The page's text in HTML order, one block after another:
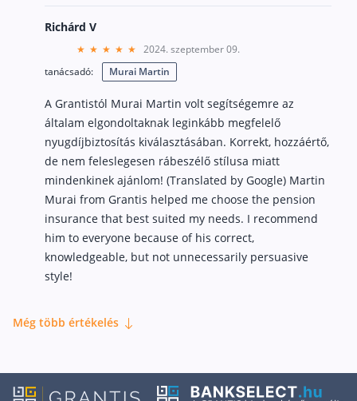
Richárd V
2024. szeptember 09.
tanácsadó:
Murai Martin
A Grantistól Murai Martin volt segítségemre az
általam elgondoltaknak leginkább megfelelő
nyugdíjbiztosítás kiválasztásában. Korrekt, hozzáértő,
de nem feleslegesen rábeszélő stílusa miatt
mindenkinek ajánlom! (Translated by Google) Martin
Murai from Grantis helped me choose the pension
insurance that best suited my needs. I recommend
him to everyone because of his correct,
knowledgeable, but not unnecessarily persuasive
style!
Még több értékelés